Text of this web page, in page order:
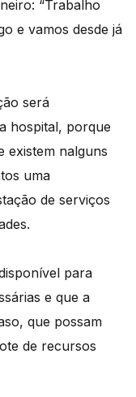
“Trabalho
e vamos desde já
será
hospital, porque
existem nalguns
uma
de serviços
para
e que a
que possam
de recursos